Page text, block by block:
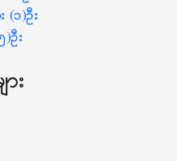
(၁)ဦး
)ဦး
း